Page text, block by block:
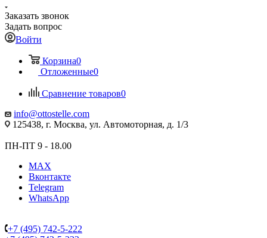
Заказать звонок
Задать вопрос
Войти
Корзина0
Отложенные0
Сравнение товаров0
info@ottostelle.com
125438, г. Москва, ул. Автомоторная, д. 1/3
ПН-ПТ 9 - 18.00
MAX
Вконтакте
Telegram
WhatsApp
+7 (495) 742-5-222